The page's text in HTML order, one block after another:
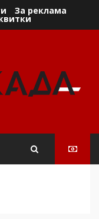
За реклама